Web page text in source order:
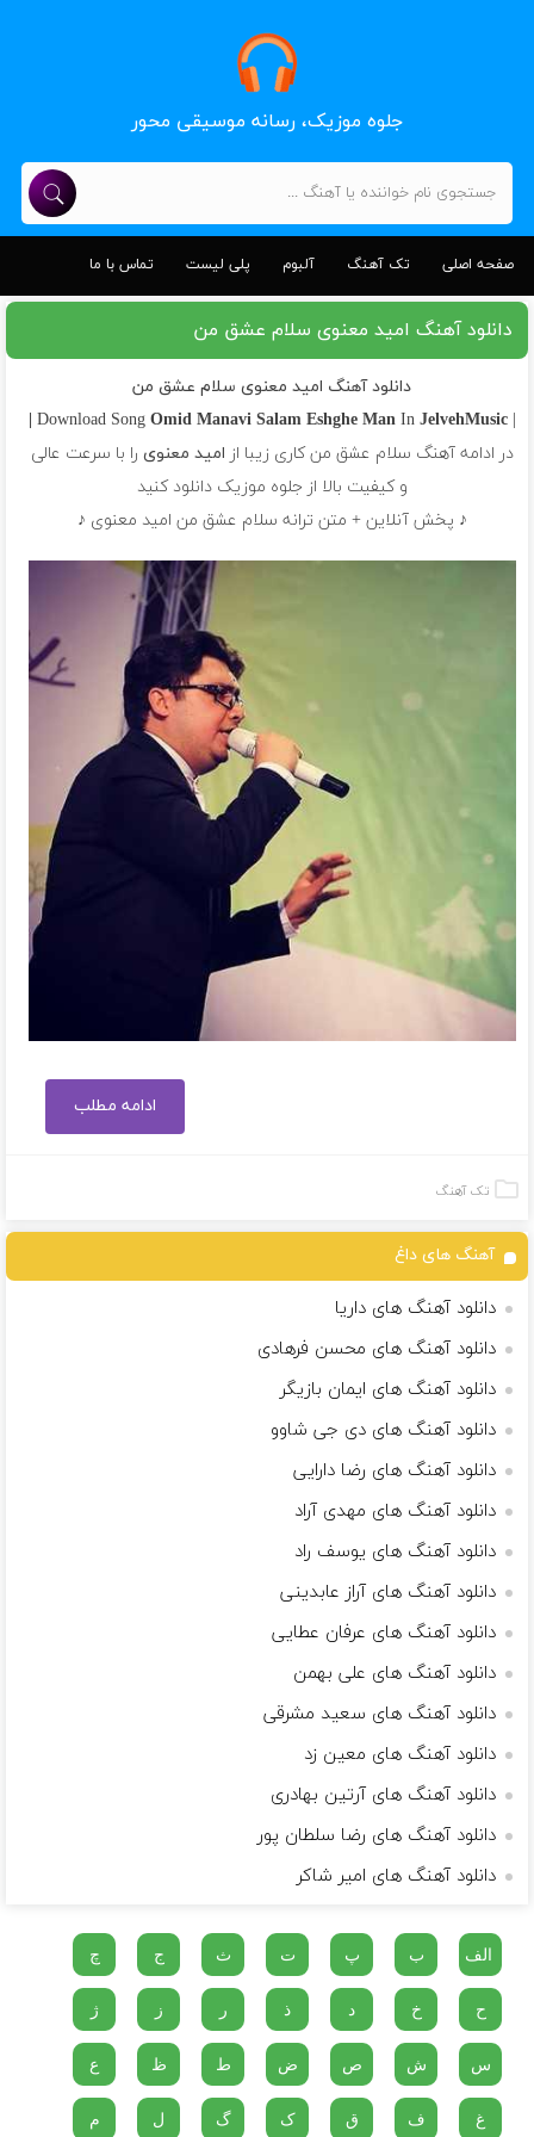
جلوه موزیک، رسانه موسیقی محور
صفحه اصلی تک آهنگ آلبوم پلی لیست تماس با ما
دانلود آهنگ امید معنوی سلام عشق من
دانلود آهنگ امید معنوی سلام عشق من
| Download Song
Omid Manavi Salam Eshghe ManIn JelvehMusic |
در ادامه آهنگ سلام عشق من کاری زیبا از امید معنوی را با سرعت عالی
و کیفیت بالا از جلوه موزیک دانلود کنید
♪ پخش آنلاین + متن ترانه سلام عشق من امید معنوی ♪
ادامه مطلب
تک آهنگ
آهنگ های داغ
دانلود آهنگ های داریا
دانلود آهنگ های محسن فرهادی
دانلود آهنگ های ایمان بازیگر
دانلود آهنگ های دی جی شاوو
دانلود آهنگ های رضا دارایی
دانلود آهنگ های مهدی آراد
دانلود آهنگ های یوسف راد
دانلود آهنگ های آراز عابدینی
دانلود آهنگ های عرفان عطایی
دانلود آهنگ های علی بهمن
دانلود آهنگ های سعید مشرقی
دانلود آهنگ های معین زد
دانلود آهنگ های آرتین بهادری
دانلود آهنگ های رضا سلطان پور
دانلود آهنگ های امیر شاکر
الف ب پ ت ث ج چ
ح خ د ذ ر ز ژ
س ش ص ض ط ظ ع
غ ف ق ک گ ل م